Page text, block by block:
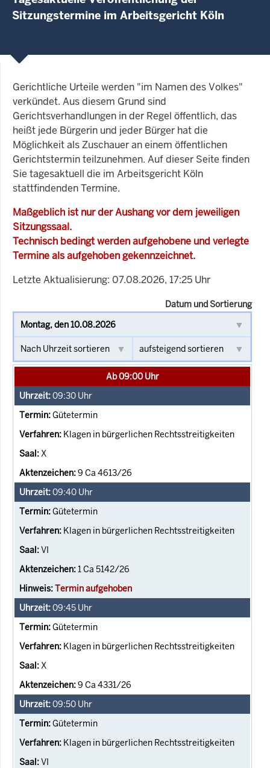
Sitzungstermine im Arbeitsgericht Köln
Gerichtliche Urteile werden "im Namen des Volkes"
verkündet. Aus diesem Grund sind
Gerichtsverhandlungen in der Regel öffentlich, das
heißt jede Bürgerin und jeder Bürger hat die
Möglichkeit als Zuschauer an einem öffentlichen
Gerichtstermin teilzunehmen. Auf dieser Seite finden
Sie tagesaktuell die im Arbeitsgericht Köln
stattfindenden Termine.
Maßgeblich ist nur der Aushang vor dem jeweiligen
Sitzungssaal.
Technisch bedingt werden aufgehobene und verlegte
Termine als aufgehoben gekennzeichnet.
Letzte Aktualisierung: 07.08.2026, 17:25 Uhr
Datum und Sortierung
Ab 09:00 Uhr
09:30 Uhr
Gütetermin
Klagen in bürgerlichen Rechtsstreitigkeiten
X
9 Ca 4613/26
09:40 Uhr
Gütetermin
Klagen in bürgerlichen Rechtsstreitigkeiten
VI
1 Ca 5142/26
Termin aufgehoben
09:45 Uhr
Gütetermin
Klagen in bürgerlichen Rechtsstreitigkeiten
X
9 Ca 4331/26
09:50 Uhr
Gütetermin
Klagen in bürgerlichen Rechtsstreitigkeiten
VI